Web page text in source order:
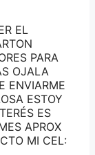
EL
PARA
OJALA
ENVIARME
ESTOY
ES
APROX
MI CEL: